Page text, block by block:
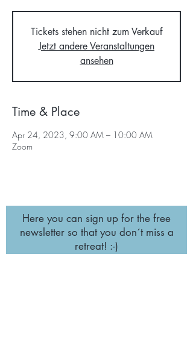
Tickets stehen nicht zum Verkauf
Jetzt andere Veranstaltungen
ansehen
Time & Place
Apr 24, 2023, 9:00 AM – 10:00 AM
Zoom
Here you can sign up for the free
newsletter so that you don´t miss a
retreat! :-)